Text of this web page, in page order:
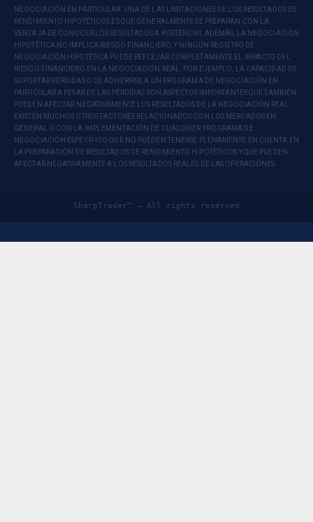
NEGOCIACIÓN EN PARTICULAR. UNA DE LAS LIMITACIONES DE LOS RESULTADOS DE
RENDIMIENTO HIPOTÉTICOS ES QUE GENERALMENTE SE PREPARAN CON LA
VENTAJA DE CONOCER LOS RESULTADOS A POSTERIORI. ADEMÁS, LA NEGOCIACIÓN
HIPOTÉTICA NO IMPLICA RIESGO FINANCIERO, Y NINGÚN REGISTRO DE
NEGOCIACIÓN HIPOTÉTICA PUEDE REFLEJAR COMPLETAMENTE EL IMPACTO DEL
RIESGO FINANCIERO EN LA NEGOCIACIÓN REAL. POR EJEMPLO, LA CAPACIDAD DE
SOPORTAR PÉRDIDAS O DE ADHERIRSE A UN PROGRAMA DE NEGOCIACIÓN EN
PARTICULAR A PESAR DE LAS PÉRDIDAS SON ASPECTOS IMPORTANTES QUE TAMBIÉN
PUEDEN AFECTAR NEGATIVAMENTE LOS RESULTADOS DE LA NEGOCIACIÓN REAL.
EXISTEN MUCHOS OTROS FACTORES RELACIONADOS CON LOS MERCADOS EN
GENERAL O CON LA IMPLEMENTACIÓN DE CUALQUIER PROGRAMA DE
NEGOCIACIÓN ESPECÍFICO QUE NO PUEDEN TENERSE PLENAMENTE EN CUENTA EN
LA PREPARACIÓN DE RESULTADOS DE RENDIMIENTO HIPOTÉTICOS Y QUE PUEDEN
AFECTAR NEGATIVAMENTE A LOS RESULTADOS REALES DE LAS OPERACIONES.
SharpTrader™ — All rights reserved